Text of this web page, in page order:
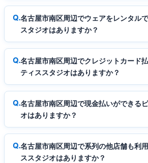
名古屋市南区周辺でウェアをレンタル
スタジオはありますか？
名古屋市南区周辺でクレジットカード
ティススタジオはありますか？
名古屋市南区周辺で現金払いができる
オはありますか？
名古屋市南区周辺で系列の他店舗も利
ススタジオはありますか？